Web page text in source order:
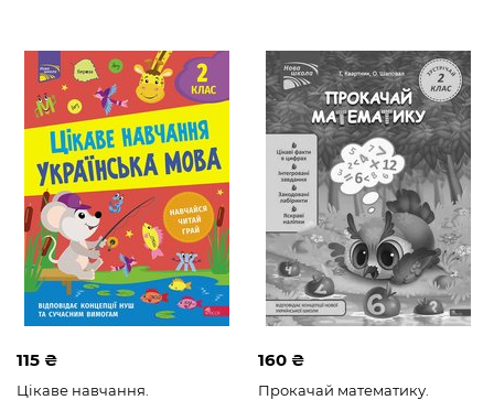
115 ₴
Цікаве навчання.
160 ₴
Прокачай математику.